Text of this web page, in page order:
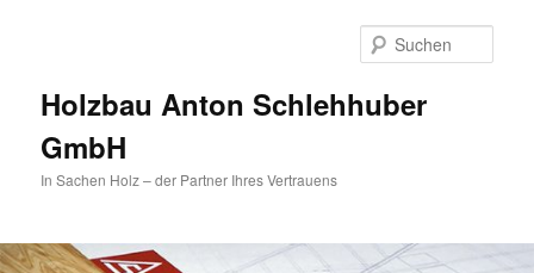
Holzbau Anton Schlehhuber
GmbH
In Sachen Holz – der Partner Ihres Vertrauens